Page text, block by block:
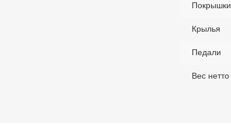
Покрышки
Крылья
Педали
Вес нетто